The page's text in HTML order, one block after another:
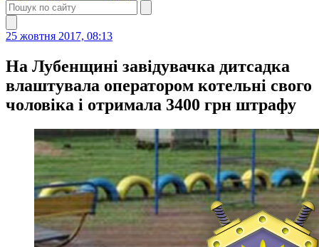
25 жовтня 2017, 08:13
На Лубенщині завідувачка дитсадка
влаштувала оператором котельні свого
чоловіка і отримала 3400 грн штрафу